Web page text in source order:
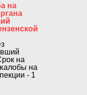
на
на
на
- 1